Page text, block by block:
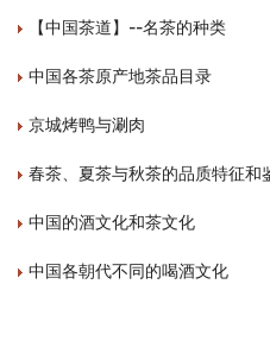
【中国茶道】--名茶的种类
中国各茶原产地茶品目录
京城烤鸭与涮肉
春茶、夏茶与秋茶的品质特征和
中国的酒文化和茶文化
中国各朝代不同的喝酒文化